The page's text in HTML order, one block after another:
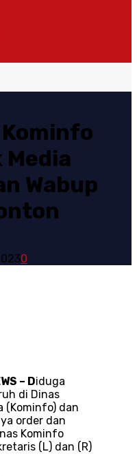
Media
Wabup
0
– Diduga
di Dinas
(Kominfo) dan
order dan
Kominfo
(L) dan (R)